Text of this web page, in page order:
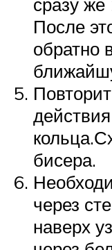
После
обратно
бисера.
через
наверх